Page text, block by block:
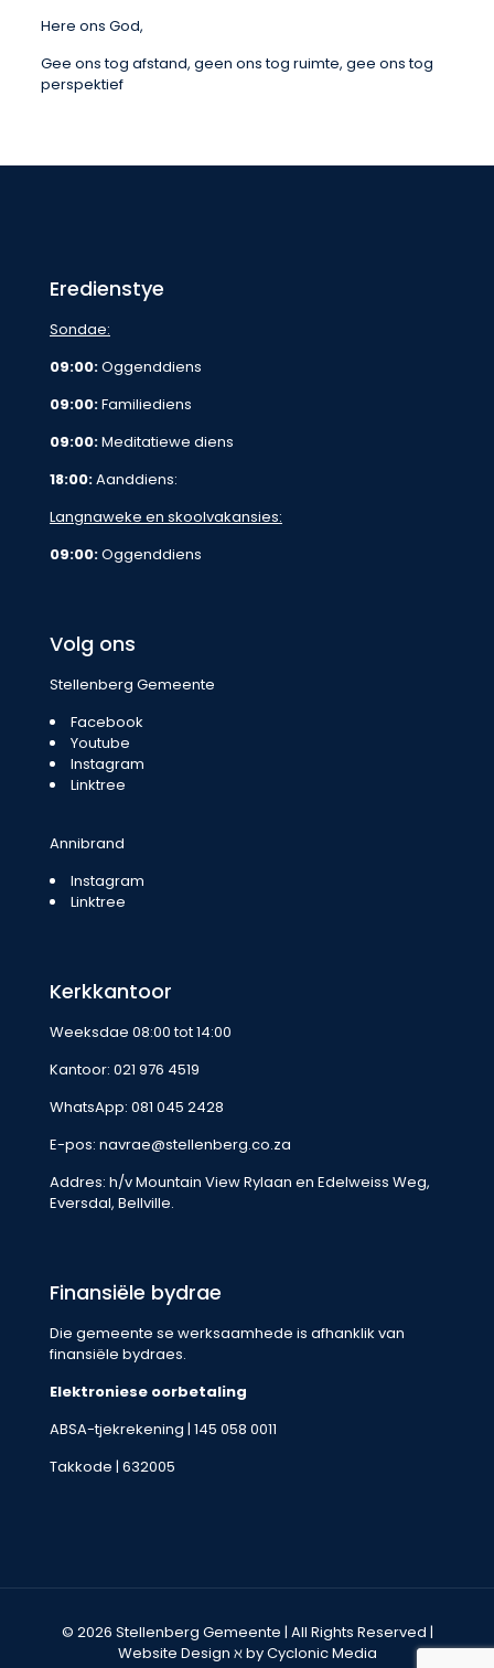
Here ons God,
Gee ons tog afstand, geen ons tog ruimte, gee ons tog
perspektief
Eredienstye
Sondae:
09:00:Oggenddiens
09:00:Familiediens
09:00:Meditatiewe diens
18:00:Aanddiens:
Langnaweke en skoolvakansies:
09:00:Oggenddiens
Volg ons
Stellenberg Gemeente
Facebook
Youtube
Instagram
Linktree
Annibrand
Instagram
Linktree
Kerkkantoor
Weeksdae 08:00 tot 14:00
Kantoor: 021 976 4519
WhatsApp: 081 045 2428
E-pos: navrae@stellenberg.co.za
Addres: h/v Mountain View Rylaan en Edelweiss Weg,
Eversdal, Bellville.
Finansiële bydrae
Die gemeente se werksaamhede is afhanklik van
finansiële bydraes.
Elektroniese oorbetaling
ABSA-tjekrekening | 145 058 0011
Takkode | 632005
© 2026 Stellenberg Gemeente | All Rights Reserved |
Website Design ℵ by Cyclonic Media